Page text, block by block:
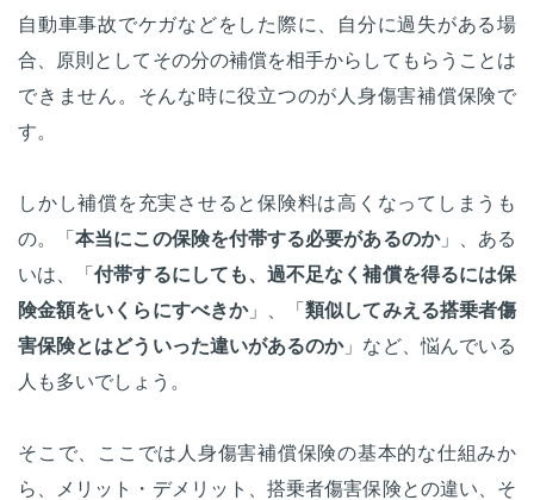
自動車事故でケガなどをした際に、自分に過失がある場
合、原則としてその分の補償を相手からしてもらうことは
できません。そんな時に役立つのが人身傷害補償保険で
す。
しかし補償を充実させると保険料は高くなってしまうも
の。「本当にこの保険を付帯する必要があるのか」、ある
いは、「付帯するにしても、過不足なく補償を得るには保
険金額をいくらにすべきか」、「類似してみえる搭乗者傷
害保険とはどういった違いがあるのか」など、悩んでいる
人も多いでしょう。
そこで、ここでは人身傷害補償保険の基本的な仕組みか
ら、メリット・デメリット、搭乗者傷害保険との違い、そ